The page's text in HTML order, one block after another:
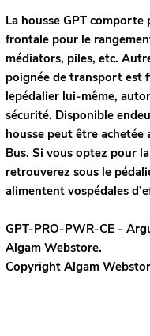
La housse GPT
frontale pour le
médiators, piles, etc.
poignée de transport est
lepédalier lui-même,
sécurité. Disponible
housse peut être
Bus. Si vous optez pour
retrouverez sous le
alimentent vospédales
GPT-PRO-PWR-CE -
Algam Webstore.
Copyright Algam